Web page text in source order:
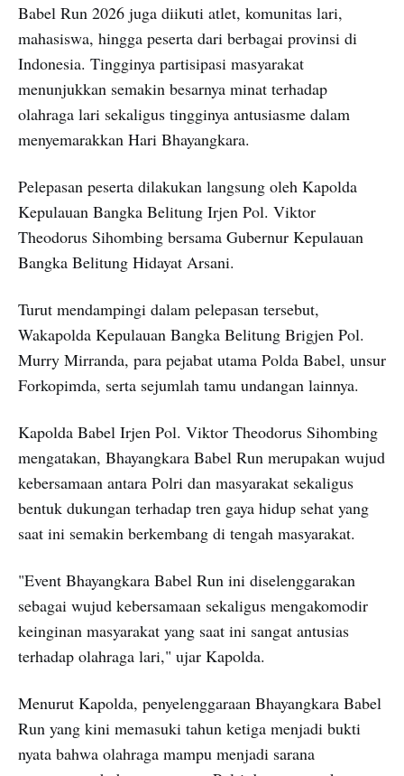
Babel Run 2026 juga diikuti atlet, komunitas lari,
mahasiswa, hingga peserta dari berbagai provinsi di
Indonesia. Tingginya partisipasi masyarakat
menunjukkan semakin besarnya minat terhadap
olahraga lari sekaligus tingginya antusiasme dalam
menyemarakkan Hari Bhayangkara.
Pelepasan peserta dilakukan langsung oleh Kapolda
Kepulauan Bangka Belitung Irjen Pol. Viktor
Theodorus Sihombing bersama Gubernur Kepulauan
Bangka Belitung Hidayat Arsani.
Turut mendampingi dalam pelepasan tersebut,
Wakapolda Kepulauan Bangka Belitung Brigjen Pol.
Murry Mirranda, para pejabat utama Polda Babel, unsur
Forkopimda, serta sejumlah tamu undangan lainnya.
Kapolda Babel Irjen Pol. Viktor Theodorus Sihombing
mengatakan, Bhayangkara Babel Run merupakan wujud
kebersamaan antara Polri dan masyarakat sekaligus
bentuk dukungan terhadap tren gaya hidup sehat yang
saat ini semakin berkembang di tengah masyarakat.
"Event Bhayangkara Babel Run ini diselenggarakan
sebagai wujud kebersamaan sekaligus mengakomodir
keinginan masyarakat yang saat ini sangat antusias
terhadap olahraga lari," ujar Kapolda.
Menurut Kapolda, penyelenggaraan Bhayangkara Babel
Run yang kini memasuki tahun ketiga menjadi bukti
nyata bahwa olahraga mampu menjadi sarana